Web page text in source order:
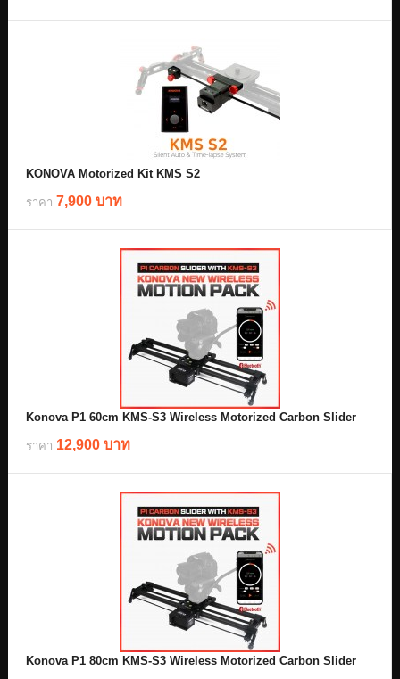
KONOVA Motorized Kit KMS S2
ราคา 7,900 บาท
Konova P1 60cm KMS-S3 Wireless Motorized Carbon Slider
ราคา 12,900 บาท
Konova P1 80cm KMS-S3 Wireless Motorized Carbon Slider